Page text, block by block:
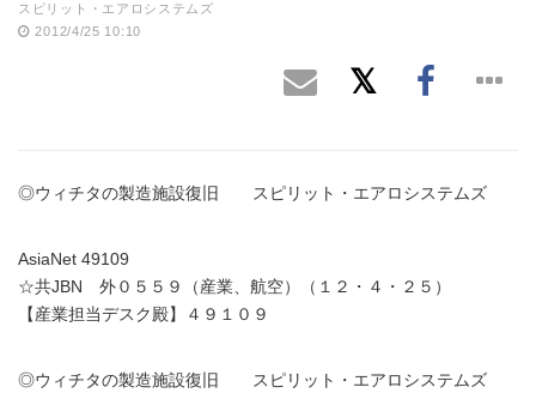
スピリット・エアロシステムズ
2012/4/25 10:10
◎ウィチタの製造施設復旧 スピリット・エアロシステムズ
AsiaNet 49109
☆共JBN 外０５５９（産業、航空）（１２・４・２５）
【産業担当デスク殿】４９１０９
◎ウィチタの製造施設復旧 スピリット・エアロシステムズ